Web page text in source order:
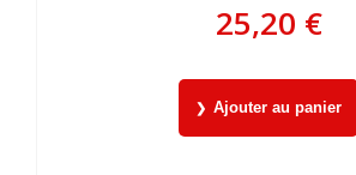
25,20 €
Ajouter au panier